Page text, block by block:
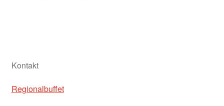
Fazit
Fördermöglichkeiten und Programme
Kontakt
Regionalbuffet